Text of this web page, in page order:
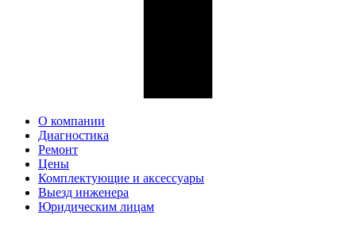
О компании
Диагностика
Ремонт
Цены
Комплектующие и аксессуары
Выезд инженера
Юридическим лицам